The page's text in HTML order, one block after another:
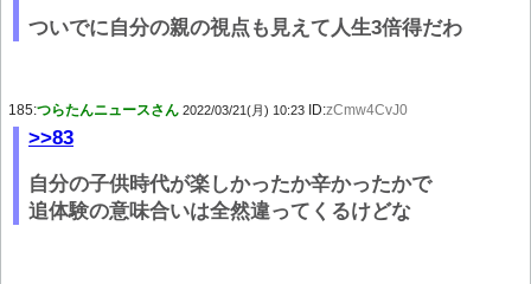
ついでに自分の親の視点も見えて人生3倍得だわ
185:つらたんニュースさん 2022/03/21(月) 10:23 ID:zCmw4CvJ0
>>83
自分の子供時代が楽しかったか辛かったかで
追体験の意味合いは全然違ってくるけどな